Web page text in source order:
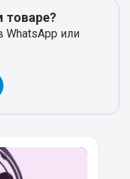
товаре?
WhatsApp или